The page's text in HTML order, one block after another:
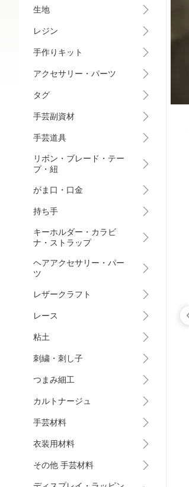
生地
レジン
手作りキット
アクセサリー・パーツ
タグ
手芸副資材
手芸道具
リボン・ブレード・テー
プ・紐
がま口・口金
持ち手
キーホルダー・カラビ
ナ・ストラップ
ヘアアクセサリー・パー
ツ
レザークラフト
レース
粘土
刺繍・刺し子
つまみ細工
カルトナージュ
手芸材料
衣装用材料
その他 手芸材料